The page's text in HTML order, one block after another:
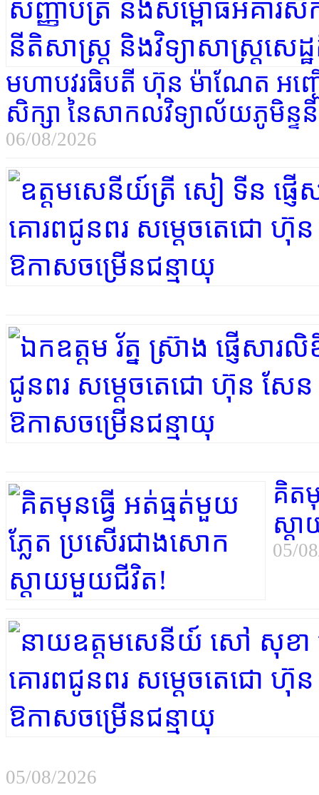
មហាបវរធិបតី ហ៊ុន ម៉ាណែត អញ្
សិក្សា នៃសាកលវិទ្យាល័យភូមិន្ទនី
06/08/2026
គិត
ស្ដ
05/
05/08/2026